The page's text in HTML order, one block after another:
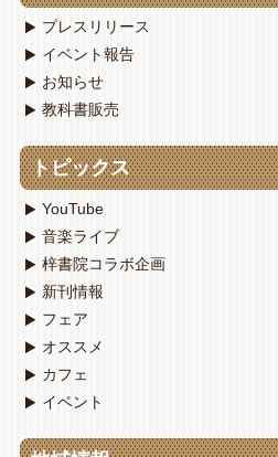
プレスリリース
イベント報告
お知らせ
教科書販売
トピックス
YouTube
音楽ライブ
梓書院コラボ企画
新刊情報
フェア
オススメ
カフェ
イベント